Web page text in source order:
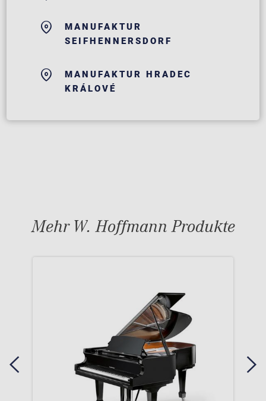
MANUFAKTUR
SEIFHENNERSDORF
MANUFAKTUR HRADEC
KRÁLOVÉ
Mehr W. Hoffmann Produkte